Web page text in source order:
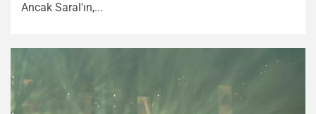
Ancak Saral'ın,...